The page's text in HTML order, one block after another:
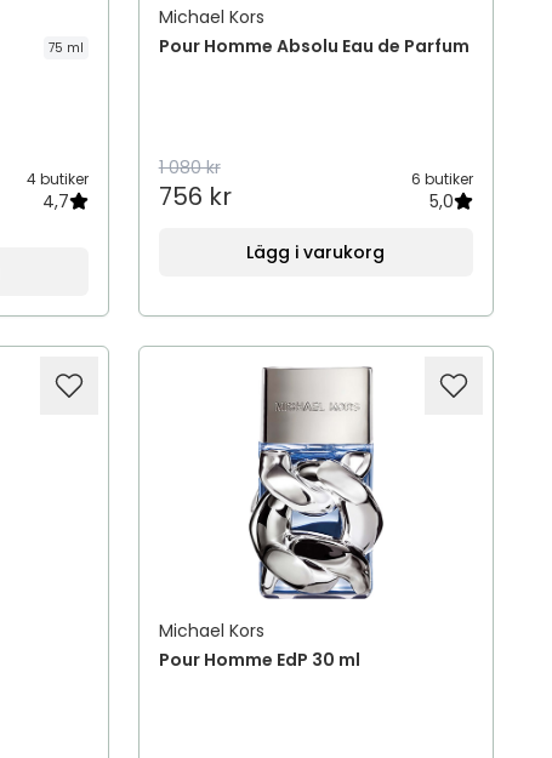
75 ml
4 butiker
4,7
Michael Kors
Pour Homme Absolu Eau de Parfum
1 080 kr
756 kr
6 butiker
5,0
Lägg i varukorg
Michael Kors
Pour Homme EdP 30 ml